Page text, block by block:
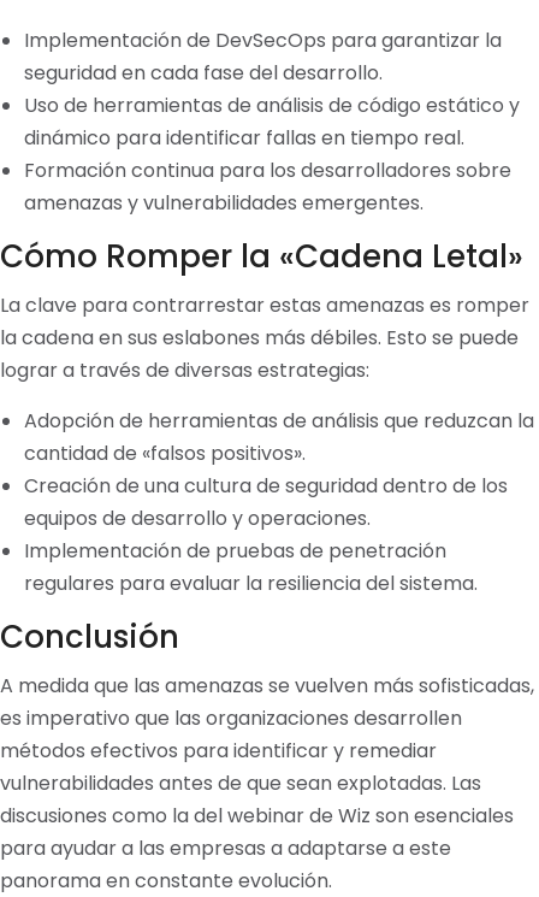
Implementación de DevSecOps para garantizar la
seguridad en cada fase del desarrollo.
Uso de herramientas de análisis de código estático y
dinámico para identificar fallas en tiempo real.
Formación continua para los desarrolladores sobre
amenazas y vulnerabilidades emergentes.
Cómo Romper la «Cadena Letal»
La clave para contrarrestar estas amenazas es romper
la cadena en sus eslabones más débiles. Esto se puede
lograr a través de diversas estrategias:
Adopción de herramientas de análisis que reduzcan la
cantidad de «falsos positivos».
Creación de una cultura de seguridad dentro de los
equipos de desarrollo y operaciones.
Implementación de pruebas de penetración
regulares para evaluar la resiliencia del sistema.
Conclusión
A medida que las amenazas se vuelven más sofisticadas,
es imperativo que las organizaciones desarrollen
métodos efectivos para identificar y remediar
vulnerabilidades antes de que sean explotadas. Las
discusiones como la del webinar de Wiz son esenciales
para ayudar a las empresas a adaptarse a este
panorama en constante evolución.